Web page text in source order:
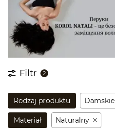
Filtr 2
Rodzaj produktu Damskie
Materiał Naturalny